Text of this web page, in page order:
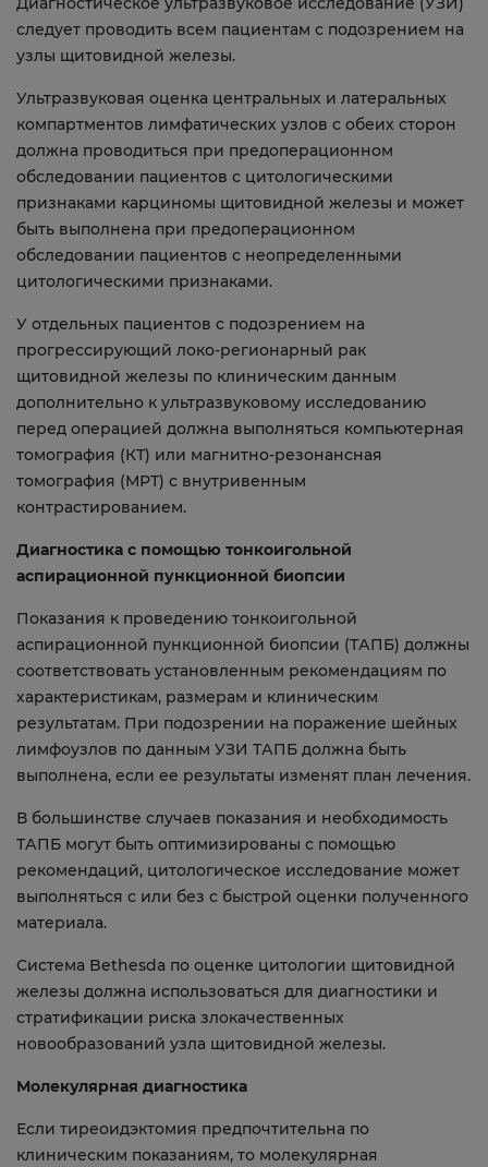
следует проводить всем пациентам с подозрением на
узлы щитовидной железы.
Ультразвуковая оценка центральных и латеральных
компартментов лимфатических узлов с обеих сторон
должна проводиться при предоперационном
обследовании пациентов с цитологическими
признаками карциномы щитовидной железы и может
быть выполнена при предоперационном
обследовании пациентов с неопределенными
цитологическими признаками.
У отдельных пациентов с подозрением на
прогрессирующий локо-регионарный рак
щитовидной железы по клиническим данным
дополнительно к ультразвуковому исследованию
перед операцией должна выполняться компьютерная
томография (КТ) или магнитно-резонансная
томография (МРТ) с внутривенным
контрастированием.
Диагностика с помощью тонкоигольной
аспирационной пункционной биопсии
Показания к проведению тонкоигольной
аспирационной пункционной биопсии (ТАПБ) должны
соответствовать установленным рекомендациям по
характеристикам, размерам и клиническим
результатам. При подозрении на поражение шейных
лимфоузлов по данным УЗИ ТАПБ должна быть
выполнена, если ее результаты изменят план лечения.
В большинстве случаев показания и необходимость
ТАПБ могут быть оптимизированы с помощью
рекомендаций, цитологическое исследование может
выполняться с или без с быстрой оценки полученного
материала.
Система Bethesda по оценке цитологии щитовидной
железы должна использоваться для диагностики и
стратификации риска злокачественных
новообразований узла щитовидной железы.
Молекулярная диагностика
Если тиреоидэктомия предпочтительна по
клиническим показаниям, то молекулярная